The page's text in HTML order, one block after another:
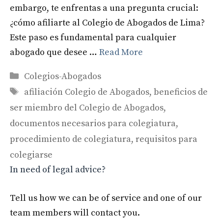
embargo, te enfrentas a una pregunta crucial:
¿cómo afiliarte al Colegio de Abogados de Lima?
Este paso es fundamental para cualquier
abogado que desee … Read More
Categories
Colegios-Abogados
Tags
afiliación Colegio de Abogados, beneficios de
ser miembro del Colegio de Abogados,
documentos necesarios para colegiatura,
procedimiento de colegiatura, requisitos para
colegiarse
In need of legal advice?
Tell us how we can be of service and one of our
team members will contact you.